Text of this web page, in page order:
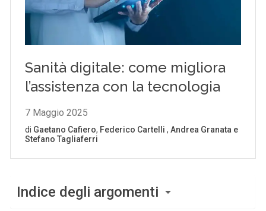
Indice degli argomenti